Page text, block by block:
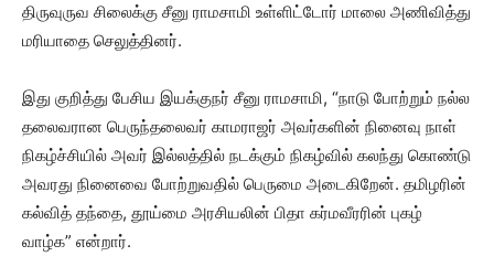
திருவுருவ சிலைக்கு சீனு ராமசாமி உள்ளிட்டோர் மாலை அணிவித்து
மரியாதை செலுத்தினர்.
இது குறித்து பேசிய இயக்குநர் சீனு ராமசாமி, “நாடு போற்றும் நல்ல
தலைவரான பெருந்தலைவர் காமராஜர் அவர்களின் நினைவு நாள்
நிகழ்ச்சியில் அவர் இல்லத்தில் நடக்கும் நிகழ்வில் கலந்து கொண்டு
அவரது நினைவை போற்றுவதில் பெருமை அடைகிறேன். தமிழரின்
கல்வித் தந்தை, தூய்மை அரசியலின் பிதா கர்மவீரரின் புகழ்
வாழ்க” என்றார்.